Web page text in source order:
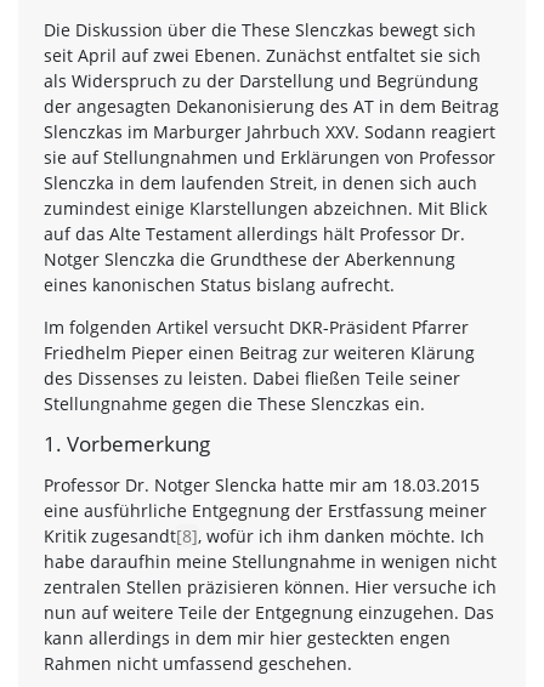
Die Diskussion über die These Slenczkas bewegt sich
seit April auf zwei Ebenen. Zunächst entfaltet sie sich
als Widerspruch zu der Darstellung und Begründung
der angesagten Dekanonisierung des AT in dem Beitrag
Slenczkas im Marburger Jahrbuch XXV. Sodann reagiert
sie auf Stellungnahmen und Erklärungen von Professor
Slenczka in dem laufenden Streit, in denen sich auch
zumindest einige Klarstellungen abzeichnen. Mit Blick
auf das Alte Testament allerdings hält Professor Dr.
Notger Slenczka die Grundthese der Aberkennung
eines kanonischen Status bislang aufrecht.
Im folgenden Artikel versucht DKR-Präsident Pfarrer
Friedhelm Pieper einen Beitrag zur weiteren Klärung
des Dissenses zu leisten. Dabei fließen Teile seiner
Stellungnahme gegen die These Slenczkas ein.
1. Vorbemerkung
Professor Dr. Notger Slencka hatte mir am 18.03.2015
eine ausführliche Entgegnung der Erstfassung meiner
Kritik zugesandt[8], wofür ich ihm danken möchte. Ich
habe daraufhin meine Stellungnahme in wenigen nicht
zentralen Stellen präzisieren können. Hier versuche ich
nun auf weitere Teile der Entgegnung einzugehen. Das
kann allerdings in dem mir hier gesteckten engen
Rahmen nicht umfassend geschehen.